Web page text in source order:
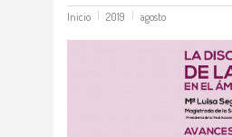
Inicio 2019 agosto